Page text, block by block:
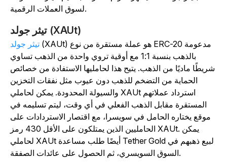
تيثر جولد (XAUt)
تيثر جولد(XAUt) هو عملة مستقرة من نوع ERC-20 مدعومة
بالذهب بنسبة 1:1 مع أوقية تروي واحدة من الذهب تساوي
شريطًا ماديًا من الذهب. يتيح هذا لحامليها الاستفادة من خصائص
الحماية من التضخم للذهب دون عيوب مثل نفقات التخزين
والسيولة المحدودة. يمكن لحاملي XAUt استرداد عملاتهم
المستقرة مقابل الذهب الفعلي في أي وقت، ليتم تسليمه في
موقع يختاره الحامل في سويسرا، مع اقتصار الاستردادات على
الحامليين الذين يمتلكون على الأقل 430 رمز XAUt. يمكن
لحاملي XAUt أيضًا طلب مساعدة Tether Gold لبيع ذهبهم في